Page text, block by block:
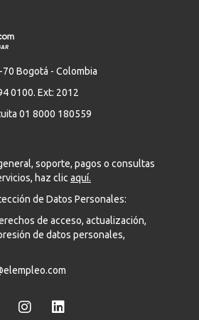
Bogotá - Colombia
0100. Ext: 2012
01 8000 180559
soporte, pagos o consultas
haz clicaquí.
de Datos Personales:
de acceso, actualización,
de datos personales,